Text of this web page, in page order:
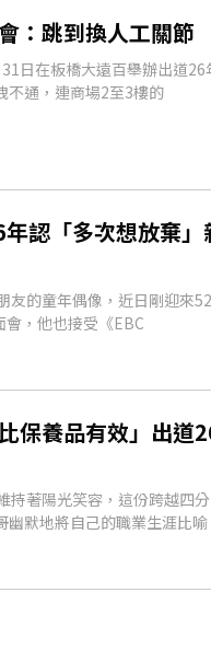
：跳到換人工關節
日在板橋大遠百舉辦出道26
不通，連商場2至3樓的
認「多次想放棄」
友的童年偶像，近日剛迎來
，他也接受《EBC
保養品有效」出道
持著陽光笑容，這份跨越四
幽默地將自己的職業生涯比喻